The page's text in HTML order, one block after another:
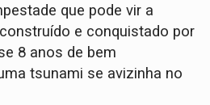
que pode vir a
e conquistado por
8 anos de bem
tsunami se avizinha no